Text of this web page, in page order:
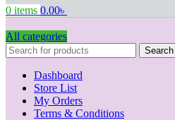
0 items 0.00৳
All categories
Search
Dashboard
Store List
My Orders
Terms & Conditions